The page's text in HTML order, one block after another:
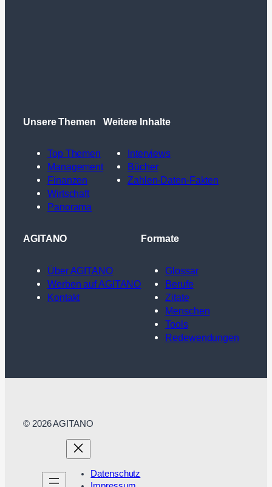
Unsere Themen
Top Themen
Management
Finanzen
Wirtschaft
Panorama
Weitere Inhalte
Interviews
Bücher
Zahlen-Daten-Fakten
AGITANO
Über AGITANO
Werben auf AGITANO
Kontakt
Formate
Glossar
Berufe
Zitate
Menschen
Tools
Redewendungen
© 2026 AGITANO
Datenschutz